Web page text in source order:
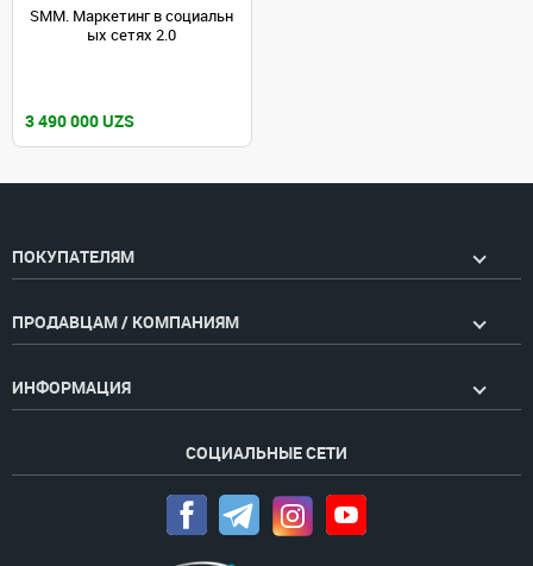
SMM. Маркетинг в социальн
ых сетях 2.0
3 490 000 UZS
ПОКУПАТЕЛЯМ
ПРОДАВЦАМ / КОМПАНИЯМ
ИНФОРМАЦИЯ
СОЦИАЛЬНЫЕ СЕТИ